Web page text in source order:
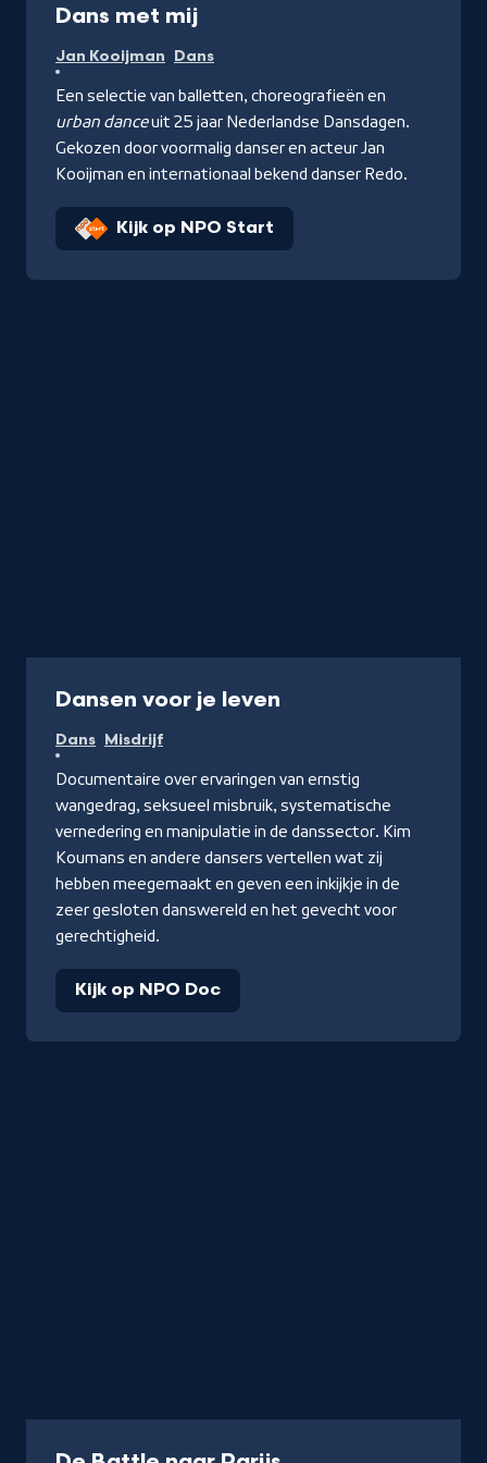
Dans met mij
Jan Kooijman Dans
Een selectie van balletten, choreografieën en
urban danceuit 25 jaar Nederlandse Dansdagen.
Gekozen door voormalig danser en acteur Jan
Kooijman en internationaal bekend danser Redo.
Kijk op NPO Start
Dansen voor je leven
Dans Misdrijf
Documentaire over ervaringen van ernstig
wangedrag, seksueel misbruik, systematische
vernedering en manipulatie in de danssector. Kim
Koumans en andere dansers vertellen wat zij
hebben meegemaakt en geven een inkijkje in de
zeer gesloten danswereld en het gevecht voor
gerechtigheid.
Kijk op NPO Doc